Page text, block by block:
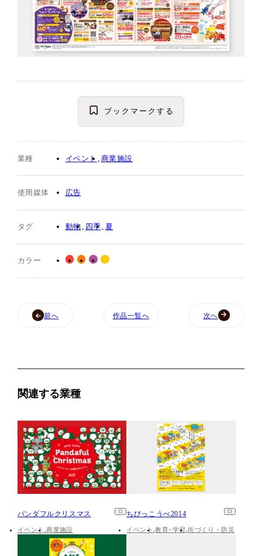
ブックマーク する
業種 イベント 商業施設
使用媒体 広告
タグ 動物 四季 夏
カラー
前へ 作品一覧へ 次へ
関連する業種
パンダフルクリスマス
イベント 商業施設
ちびっこうべ2014
イベント 教育･学習 街づくり・防災